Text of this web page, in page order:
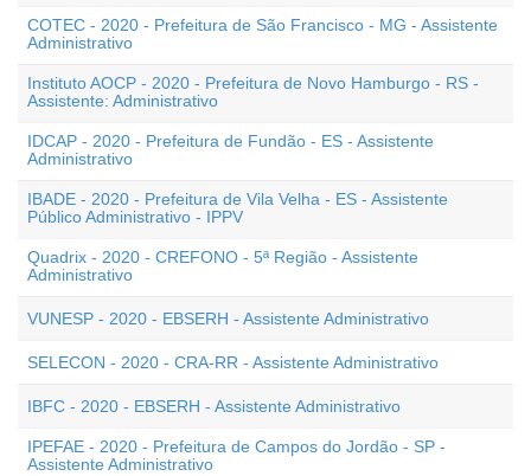
COTEC - 2020 - Prefeitura de São Francisco - MG - Assistente
Administrativo
Instituto AOCP - 2020 - Prefeitura de Novo Hamburgo - RS -
Assistente: Administrativo
IDCAP - 2020 - Prefeitura de Fundão - ES - Assistente
Administrativo
IBADE - 2020 - Prefeitura de Vila Velha - ES - Assistente
Público Administrativo - IPPV
Quadrix - 2020 - CREFONO - 5ª Região - Assistente
Administrativo
VUNESP - 2020 - EBSERH - Assistente Administrativo
SELECON - 2020 - CRA-RR - Assistente Administrativo
IBFC - 2020 - EBSERH - Assistente Administrativo
IPEFAE - 2020 - Prefeitura de Campos do Jordão - SP -
Assistente Administrativo